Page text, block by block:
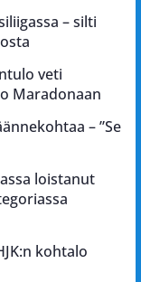
– silti
veti
Maradonaan
– ”Se
loistanut
kohtalo